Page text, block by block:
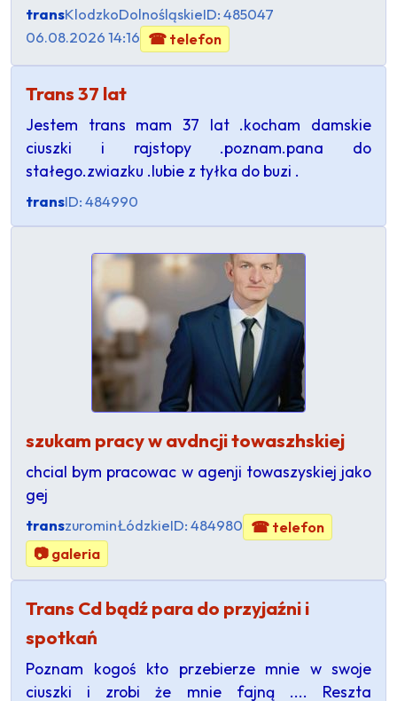
transKlodzkoDolnośląskieID: 485047
06.08.2026 14:16 ☎ telefon
Trans 37 lat
Jestem trans mam 37 lat .kocham damskie
ciuszki i rajstopy .poznam.pana do
stałego.zwiazku .lubie z tyłka do buzi .
transID: 484990
szukam pracy w avdncji towaszhskiej
chcial bym pracowac w agenji towaszyskiej jako
gej
transzurominŁódzkieID: 484980 ☎ telefon
📷 galeria
Trans Cd bądź para do przyjaźni i
spotkań
Poznam kogoś kto przebierze mnie w swoje
ciuszki i zrobi że mnie fajną .... Reszta